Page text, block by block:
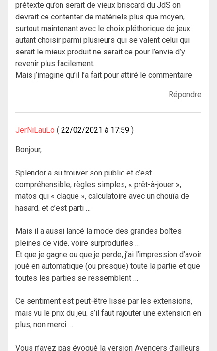
prétexte qu’on serait de vieux briscard du JdS on
devrait ce contenter de matériels plus que moyen,
surtout maintenant avec le choix pléthorique de jeux
autant choisir parmi plusieurs qui se valent celui qui
serait le mieux produit ne serait ce pour l’envie d’y
revenir plus facilement.
Mais j’imagine qu’il l’a fait pour attiré le commentaire
Répondre
JerNiLauLo 22/02/2021 à 17:59
Bonjour,
Splendor a su trouver son public et c’est
compréhensible, règles simples, « prêt-à-jouer »,
matos qui « claque », calculatoire avec un chouïa de
hasard, et c’est parti …
Mais il a aussi lancé la mode des grandes boîtes
pleines de vide, voire surproduites …
Et que je gagne ou que je perde, j’ai l’impression d’avoir
joué en automatique (ou presque) toute la partie et que
toutes les parties se ressemblent …
Ce sentiment est peut-être lissé par les extensions,
mais vu le prix du jeu, s’il faut rajouter une extension en
plus, non merci …
Vous n’avez pas évoqué la version Avengers d’ailleurs